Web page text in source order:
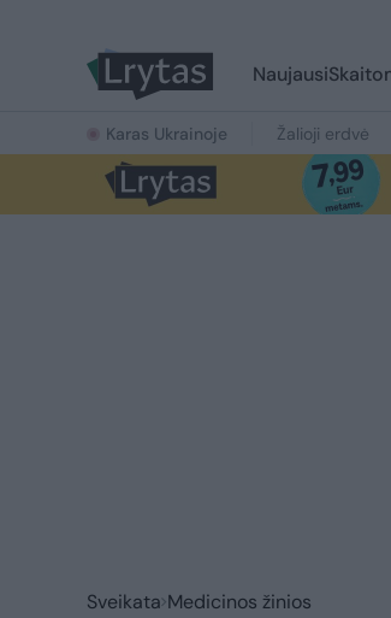
Naujausi
Karas Ukrainoje Žalioji erdvė
Sveikata Medicinos žinios